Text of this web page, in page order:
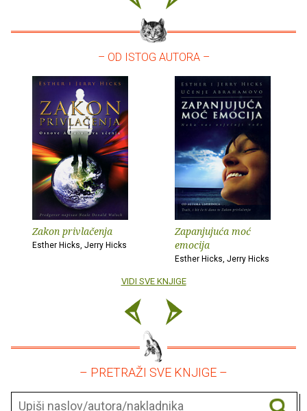
– OD ISTOG AUTORA –
Zakon privlačenja
Esther Hicks, Jerry Hicks
Zapanjujuća moć
emocija
Esther Hicks, Jerry Hicks
VIDI SVE KNJIGE
– PRETRAŽI SVE KNJIGE –